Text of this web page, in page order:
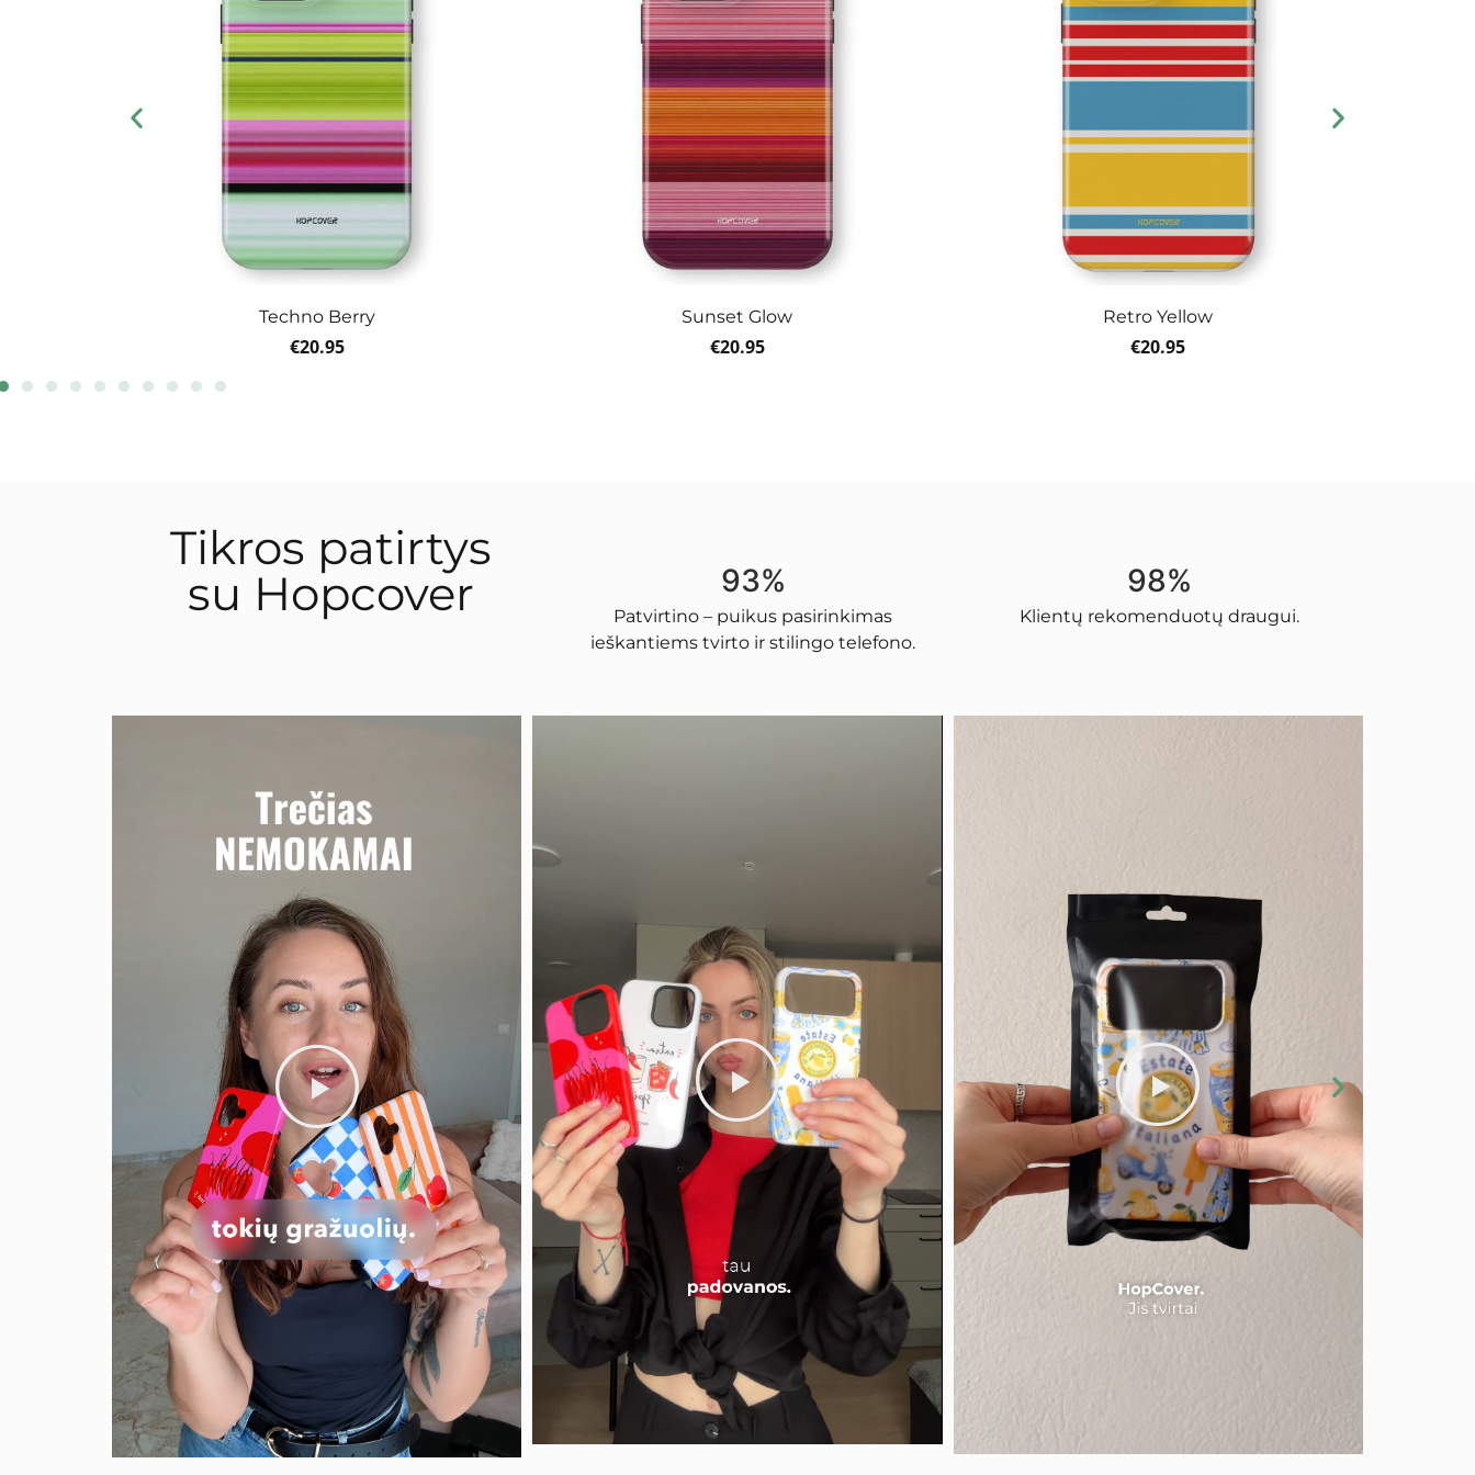
Techno Berry
€20.95
Sunset Glow
€20.95
Retro Yellow
€20.95
Tikros patirtys
su Hopcover
93%
Patvirtino – puikus pasirinkimas
ieškantiems tvirto ir stilingo telefono.
98%
Klientų rekomenduotų draugui.